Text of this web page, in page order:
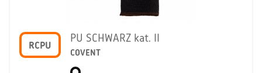
RCPU
PU SCHWARZ kat. II
COVENT